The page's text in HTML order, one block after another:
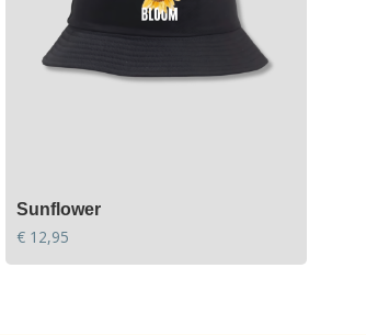
Sunflower
€ 12,95